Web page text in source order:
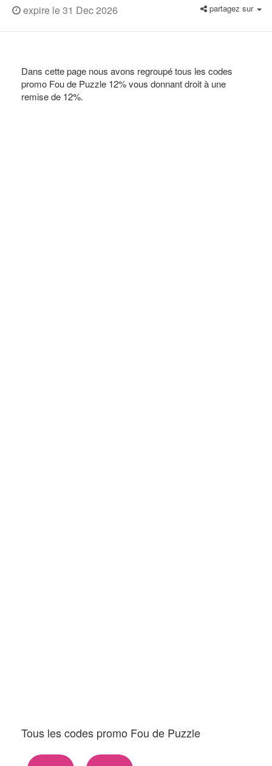
expire le 31 Dec 2026 partagez sur
Dans cette page nous avons regroupé tous les codes
promo Fou de Puzzle 12% vous donnant droit à une
remise de 12%.
Tous les codes promo Fou de Puzzle